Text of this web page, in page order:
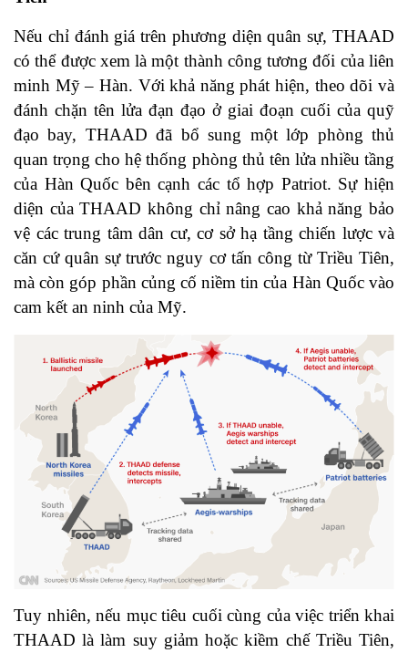
Nếu chỉ đánh giá trên phương diện quân sự, THAAD
có thể được xem là một thành công tương đối của liên
minh Mỹ – Hàn. Với khả năng phát hiện, theo dõi và
đánh chặn tên lửa đạn đạo ở giai đoạn cuối của quỹ
đạo bay, THAAD đã bổ sung một lớp phòng thủ
quan trọng cho hệ thống phòng thủ tên lửa nhiều tầng
của Hàn Quốc bên cạnh các tổ hợp Patriot. Sự hiện
diện của THAAD không chỉ nâng cao khả năng bảo
vệ các trung tâm dân cư, cơ sở hạ tầng chiến lược và
căn cứ quân sự trước nguy cơ tấn công từ Triều Tiên,
mà còn góp phần củng cố niềm tin của Hàn Quốc vào
cam kết an ninh của Mỹ.
Tuy nhiên, nếu mục tiêu cuối cùng của việc triển khai
THAAD là làm suy giảm hoặc kiềm chế Triều Tiên,